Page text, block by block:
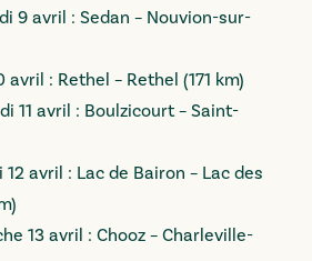
9 avril : Sedan – Nouvion-sur-
: Rethel – Rethel (171 km)
11 avril : Boulzicourt – Saint-
avril : Lac de Bairon – Lac des
13 avril : Chooz – Charleville-